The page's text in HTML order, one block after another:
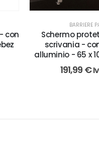
con
BARRIERE
Schermo
scrivania -
alluminio - 65 x
191,99 €